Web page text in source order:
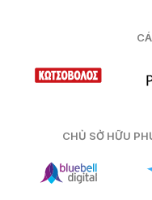
CHỦ SỞ HỮU